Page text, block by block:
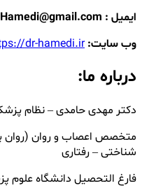
ایمیل : Dr.Mehdi.Hamedi@gmail.com
وب سایت: dr-hamedi.ir
درباره ما:
دکتر مهدی حامدی – نظام پزشکی
متخصص اعصاب و روان (روان
شناختی – رفتاری
فارغ التحصیل دانشگاه علوم